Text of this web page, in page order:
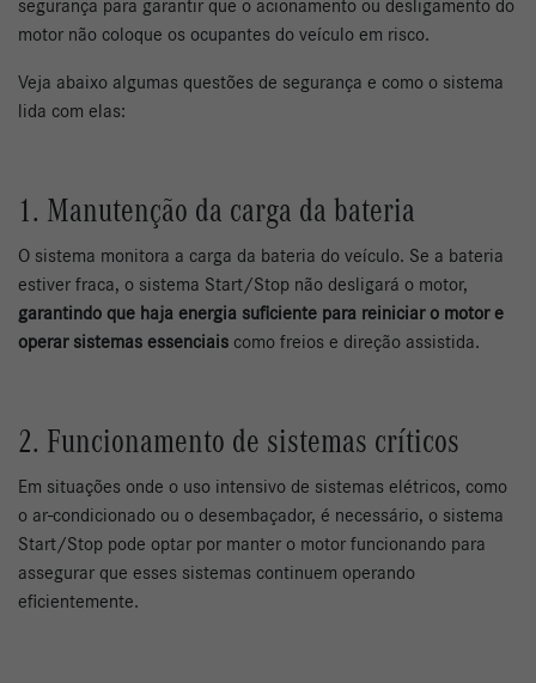
segurança para garantir que o acionamento ou desligamento do
motor não coloque os ocupantes do veículo em risco.
Veja abaixo algumas questões de segurança e como o sistema
lida com elas:
1. Manutenção da carga da bateria
O sistema monitora a carga da bateria do veículo. Se a bateria
estiver fraca, o sistema Start/Stop não desligará o motor,
garantindo que haja energia suficiente para reiniciar o motor e
operar sistemas essenciais como freios e direção assistida.
2. Funcionamento de sistemas críticos
Em situações onde o uso intensivo de sistemas elétricos, como
o ar-condicionado ou o desembaçador, é necessário, o sistema
Start/Stop pode optar por manter o motor funcionando para
assegurar que esses sistemas continuem operando
eficientemente.